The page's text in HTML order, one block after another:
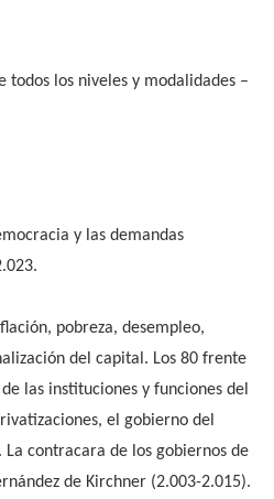
todos los niveles y modalidades –
y las demandas
pobreza, desempleo,
del capital. Los 80 frente
las instituciones y funciones del
el gobierno del
contracara de los gobiernos de
de Kirchner (2.003-2.015).